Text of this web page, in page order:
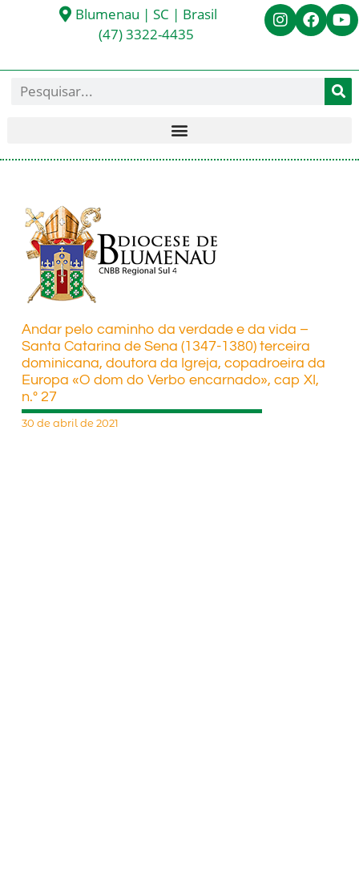
Blumenau | SC | Brasil
(47) 3322-4435
Andar pelo caminho da verdade e da vida –
Santa Catarina de Sena (1347-1380) terceira
dominicana, doutora da Igreja, copadroeira da
Europa «O dom do Verbo encarnado», cap XI,
n.º 27
30 de abril de 2021